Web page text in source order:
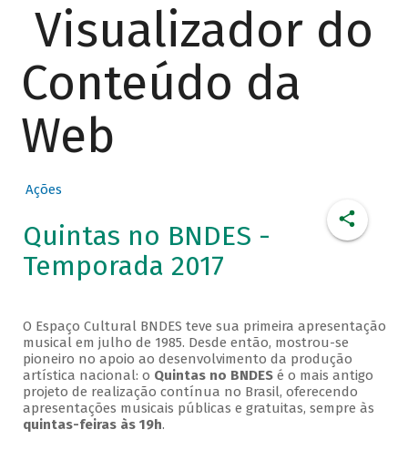
Visualizador do
Conteúdo da
Web
Ações
Quintas no BNDES -
Temporada 2017
O Espaço Cultural BNDES teve sua primeira apresentação
musical em julho de 1985. Desde então, mostrou-se
pioneiro no apoio ao desenvolvimento da produção
artística nacional: o Quintas no BNDESé o mais antigo
projeto de realização contínua no Brasil, oferecendo
apresentações musicais públicas e gratuitas, sempre às
quintas-feiras às 19h.